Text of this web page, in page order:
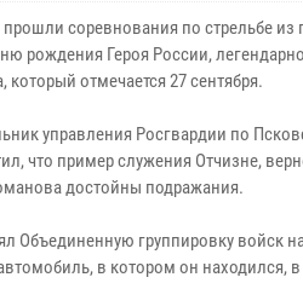
соревнования по стрельбе из
рождения Героя России,
отмечается 27 сентября.
управления Росгвардии по
что пример служения Отчизне,
достойны подражания.
Объединенную группировку войск
в котором он находился, в